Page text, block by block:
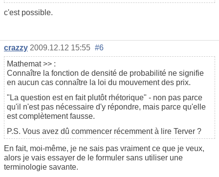
c'est possible.
crazzy 2009.12.12 15:55 #6
Mathemat>> :
Connaître la fonction de densité de probabilité ne signifie
en aucun cas connaître la loi du mouvement des prix.
"La question est en fait plutôt rhétorique" - non pas parce
qu'il n'est pas nécessaire d'y répondre, mais parce qu'elle
est complètement fausse.
P.S. Vous avez dû commencer récemment à lire Terver ?
En fait, moi-même, je ne sais pas vraiment ce que je veux,
alors je vais essayer de le formuler sans utiliser une
terminologie savante.